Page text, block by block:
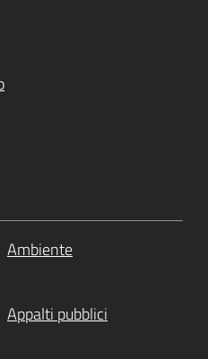
Ambiente
Appalti pubblici